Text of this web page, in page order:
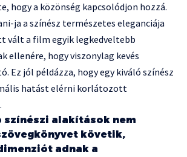
hogy a közönség kapcsolódjon hozzá.
ja a színész természetes eleganciája
vált a film egyik legkedveltebb
ellenére, hogy viszonylag kevés
Ez jól példázza, hogy egy kiváló színész
hatást elérni korlátozott
színészi alakítások nem
követik,
adnak a